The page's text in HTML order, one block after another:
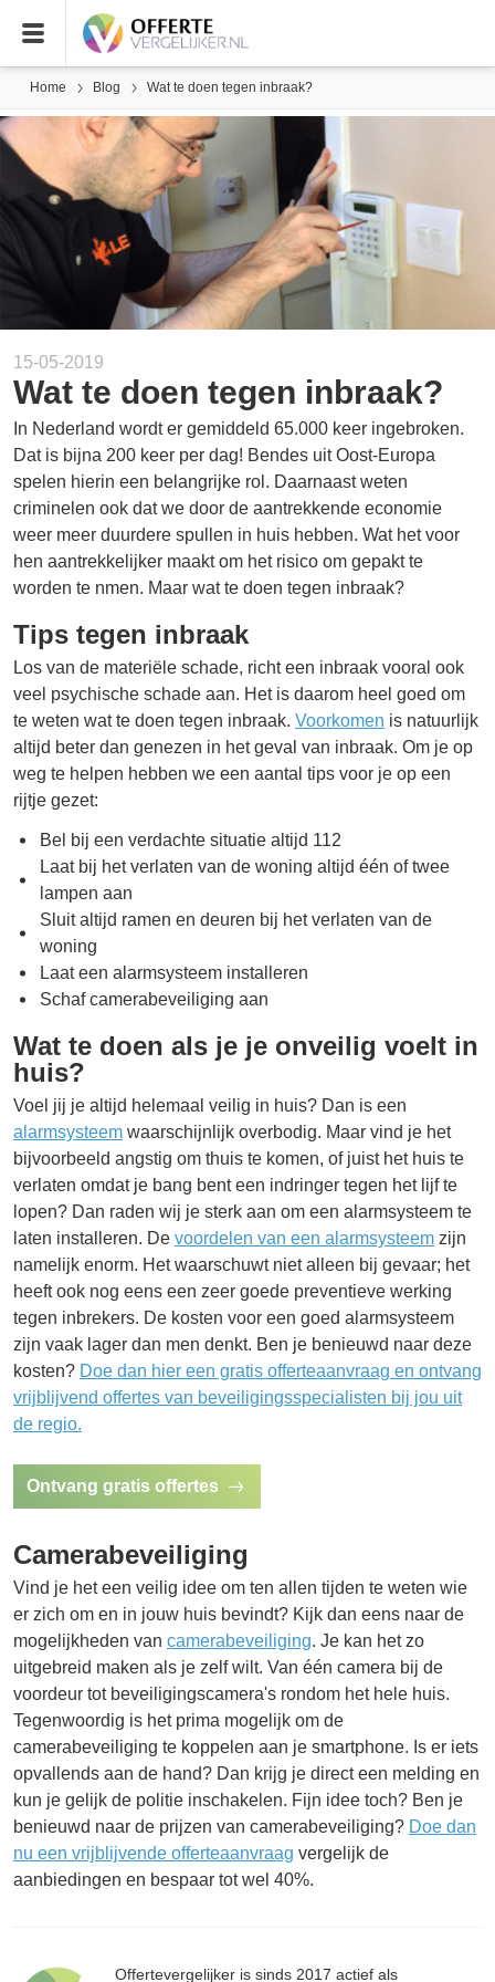
Home Blog Wat te doen tegen inbraak?
15-05-2019
Wat te doen tegen inbraak?
In Nederland wordt er gemiddeld 65.000 keer ingebroken.
Dat is bijna 200 keer per dag! Bendes uit Oost-Europa
spelen hierin een belangrijke rol. Daarnaast weten
criminelen ook dat we door de aantrekkende economie
weer meer duurdere spullen in huis hebben. Wat het voor
hen aantrekkelijker maakt om het risico om gepakt te
worden te nmen. Maar wat te doen tegen inbraak?
Tips tegen inbraak
Los van de materiële schade, richt een inbraak vooral ook
veel psychische schade aan. Het is daarom heel goed om
te weten wat te doen tegen inbraak. Voorkomen is natuurlijk
altijd beter dan genezen in het geval van inbraak. Om je op
weg te helpen hebben we een aantal tips voor je op een
rijtje gezet:
Bel bij een verdachte situatie altijd 112
Laat bij het verlaten van de woning altijd één of twee
lampen aan
Sluit altijd ramen en deuren bij het verlaten van de
woning
Laat een alarmsysteem installeren
Schaf camerabeveiliging aan
Wat te doen als je je onveilig voelt in
huis?
Voel jij je altijd helemaal veilig in huis? Dan is een
alarmsysteem waarschijnlijk overbodig. Maar vind je het
bijvoorbeeld angstig om thuis te komen, of juist het huis te
verlaten omdat je bang bent een indringer tegen het lijf te
lopen? Dan raden wij je sterk aan om een alarmsysteem te
laten installeren. De voordelen van een alarmsysteem zijn
namelijk enorm. Het waarschuwt niet alleen bij gevaar; het
heeft ook nog eens een zeer goede preventieve werking
tegen inbrekers. De kosten voor een goed alarmsysteem
zijn vaak lager dan men denkt. Ben je benieuwd naar deze
kosten? Doe dan hier een gratis offerteaanvraag en ontvang
vrijblijvend offertes van beveiligingsspecialisten bij jou uit
de regio.
Ontvang gratis offertes
Camerabeveiliging
Vind je het een veilig idee om ten allen tijden te weten wie
er zich om en in jouw huis bevindt? Kijk dan eens naar de
mogelijkheden van camerabeveiliging. Je kan het zo
uitgebreid maken als je zelf wilt. Van één camera bij de
voordeur tot beveiligingscamera's rondom het hele huis.
Tegenwoordig is het prima mogelijk om de
camerabeveiliging te koppelen aan je smartphone. Is er iets
opvallends aan de hand? Dan krijg je direct een melding en
kun je gelijk de politie inschakelen. Fijn idee toch? Ben je
benieuwd naar de prijzen van camerabeveiliging? Doe dan
nu een vrijblijvende offerteaanvraag vergelijk de
aanbiedingen en bespaar tot wel 40%.
Offertevergelijker is sinds 2017 actief als